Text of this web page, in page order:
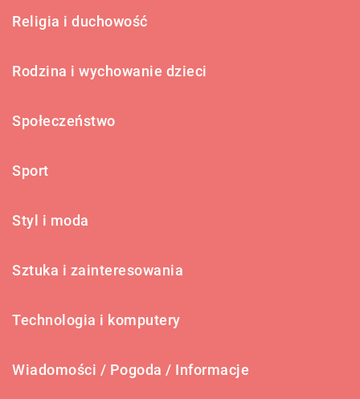
Religia i duchowość
Rodzina i wychowanie dzieci
Społeczeństwo
Sport
Styl i moda
Sztuka i zainteresowania
Technologia i komputery
Wiadomości / Pogoda / Informacje